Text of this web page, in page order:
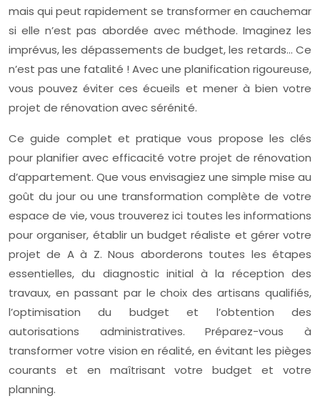
mais qui peut rapidement se transformer en cauchemar
si elle n’est pas abordée avec méthode. Imaginez les
imprévus, les dépassements de budget, les retards… Ce
n’est pas une fatalité ! Avec une planification rigoureuse,
vous pouvez éviter ces écueils et mener à bien votre
projet de rénovation avec sérénité.
Ce guide complet et pratique vous propose les clés
pour planifier avec efficacité votre projet de rénovation
d’appartement. Que vous envisagiez une simple mise au
goût du jour ou une transformation complète de votre
espace de vie, vous trouverez ici toutes les informations
pour organiser, établir un budget réaliste et gérer votre
projet de A à Z. Nous aborderons toutes les étapes
essentielles, du diagnostic initial à la réception des
travaux, en passant par le choix des artisans qualifiés,
l’optimisation du budget et l’obtention des
autorisations administratives. Préparez-vous à
transformer votre vision en réalité, en évitant les pièges
courants et en maîtrisant votre budget et votre
planning.